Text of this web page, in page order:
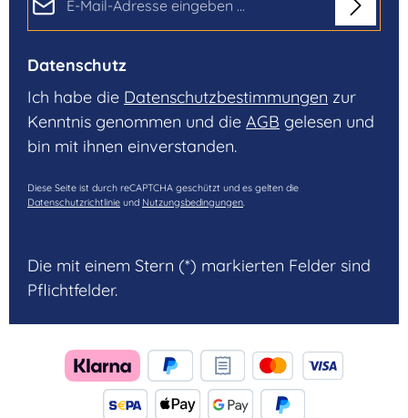
Datenschutz
Ich habe die Datenschutzbestimmungen zur
Kenntnis genommen und die AGB gelesen und
bin mit ihnen einverstanden.
Diese Seite ist durch reCAPTCHA geschützt und es gelten die
Datenschutzrichtlinie und Nutzungsbedingungen.
Die mit einem Stern (*) markierten Felder sind
Pflichtfelder.